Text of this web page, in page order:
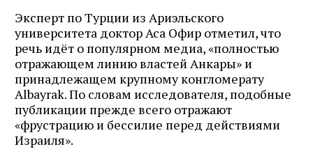
Эксперт по Турции из Ариэльского
университета доктор Аса Офир отметил, что
речь идёт о популярном медиа, «полностью
отражающем линию властей Анкары» и
принадлежащем крупному конгломерату
Albayrak. По словам исследователя, подобные
публикации прежде всего отражают
«фрустрацию и бессилие перед действиями
Израиля».